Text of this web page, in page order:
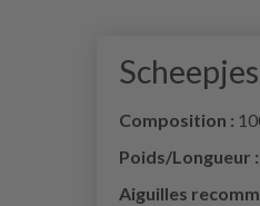
Composition :
Poids/Longueur :
Aiguilles